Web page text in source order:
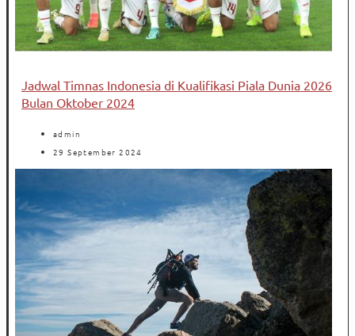
Jadwal Timnas Indonesia di Kualifikasi Piala Dunia 2026
Bulan Oktober 2024
admin
29 September 2024